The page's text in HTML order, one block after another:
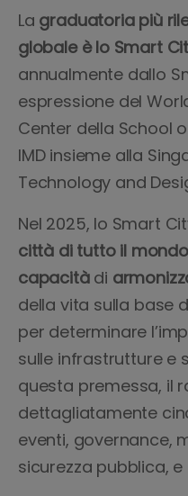
La graduatoria più
globale è lo Smart
annualmente dallo
espressione del
Center della School
IMD insieme alla
Technology and
Nel 2025, lo Smart
città di tutto il mondo
capacitàdi
della vita sulla base
per determinare
sulle infrastrutture e
questa premessa, il
dettagliatamente
eventi, governance,
sicurezza pubblica,